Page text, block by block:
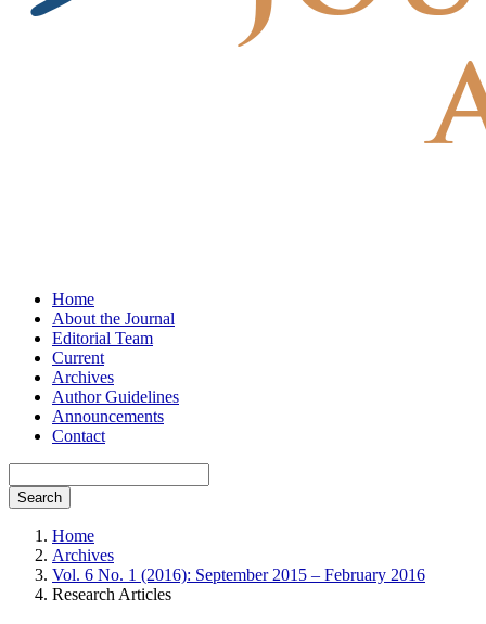
Home
About the Journal
Editorial Team
Current
Archives
Author Guidelines
Announcements
Contact
Search
Home
Archives
Vol. 6 No. 1 (2016): September 2015 – February 2016
Research Articles